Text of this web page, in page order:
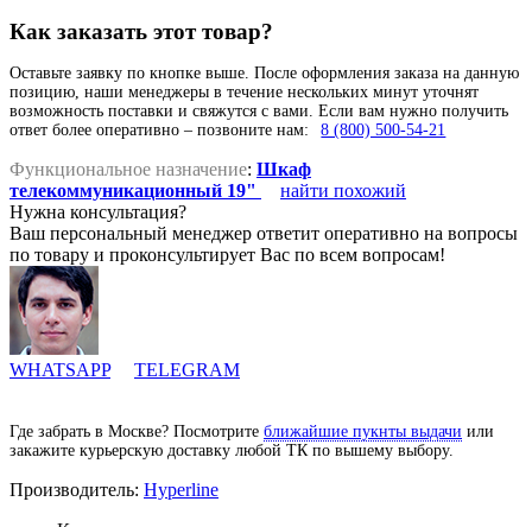
Как заказать этот товар?
Оставьте заявку по кнопке выше. После оформления заказа на данную
позицию, наши менеджеры в течение нескольких минут уточнят
возможность поставки и свяжутся с вами. Если вам нужно получить
ответ более оперативно – позвоните нам:
8 (800) 500-54-21
Функциональное назначение: Шкаф
телекоммуникационный 19"
найти похожий
Нужна консультация?
Ваш персональный менеджер ответит оперативно на вопросы
по товару и проконсультирует Вас по всем вопросам!
WHATSAPP TELEGRAM
Где забрать в Москве? Посмотрите ближайшие пукнты выдачи или
закажите курьерскую доставку любой ТК по вышему выбору.
Производитель: Hyperline